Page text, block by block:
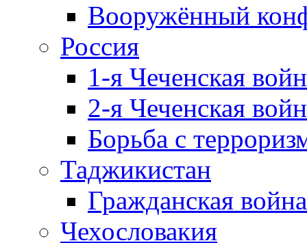
Вооружённый
Россия
1-я Чеченская
2-я Чеченская
Борьба с
Таджикистан
Гражданская
Чехословакия